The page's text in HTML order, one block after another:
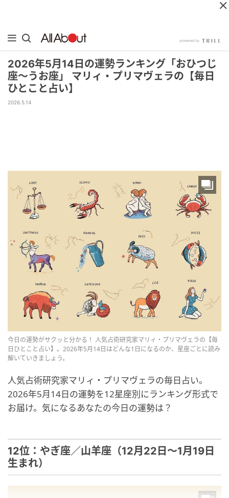
2026年5月14日の運勢ランキング「おひつじ
座～うお座」 マリィ・プリマヴェラの【毎日
ひとこと占い】
2026.5.14
今日の運勢がサクッと分かる！ 人気占術研究家マリィ・プリマヴェラの【毎
日ひとこと占い】。2026年5月14日はどんな1日になるのか、星座ごとに読み
解いていきましょう。
人気占術研究家マリィ・プリマヴェラの毎日占い。
2026年5月14日の運勢を12星座別にランキング形式で
お届け。気になるあなたの今日の運勢は？
12位：やぎ座／山羊座（12月22日～1月19日
生まれ）